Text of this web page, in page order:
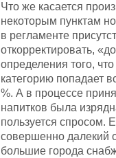
Что же касается
некоторым пунктам
в регламенте
откорректировать,
определения того,
категорию попадает
%. А в процессе
напитков была
пользуется спросом.
совершенно далекий
большие города